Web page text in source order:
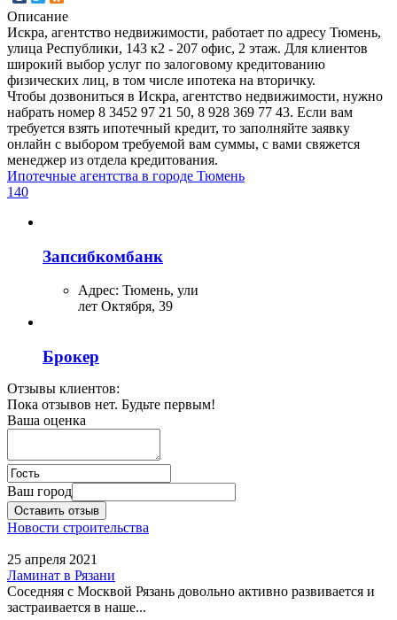
Описание
Искра, агентство недвижимости, работает по адресу Тюмень,
улица Республики, 143 к2 - 207 офис, 2 этаж. Для клиентов
широкий выбор услуг по залоговому кредитованию
физических лиц, в том числе ипотека на вторичку.
Чтобы дозвониться в Искра, агентство недвижимости, нужно
набрать номер 8 3452 97 21 50, 8 928 369 77 43. Если вам
требуется взять ипотечный кредит, то заполняйте заявку
онлайн с выбором требуемой вам суммы, с вами свяжется
менеджер из отдела кредитования.
Ипотечные агентства в городе Тюмень
140
Запсибкомбанк
Адрес: Тюмень, улица 50
лет Октября, 39
Брокер
Адрес:
Республики, 145
Вояж, агентство
Адрес:
Московский тракт, 143
Фортуна
Адрес:Тюмень, улица
Отзывы клиентов:
Пока отзывов нет. Будьте первым!
Ваша оценка
Ваш город
Оставить отзыв
Новости строительства
25 апреля 2021
Ламинат в Рязани
Соседняя с Москвой Рязань довольно активно развивается и
застраивается в наше...